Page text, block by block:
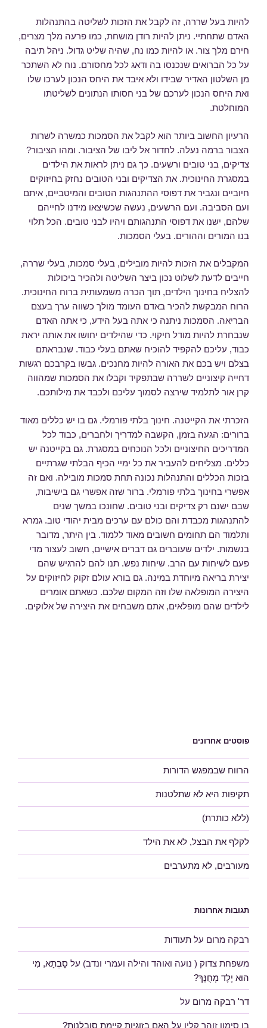
להיות בעל שררה, זה לקבל את הזכות לשליטה בהתנהלות
האדם שתחתיי. ניתן להיות רודן מושחת, כמו פרעה מלך מצרים,
חירם מלך צור. או להיות כמו נח, שהיה שליט גדול. ניהל תיבה
על כל הברואים שנכנסו בה ודאג לכל מחסורם. נוח לא השתכר
מן השלטון האדיר שבידו ולא איבד את היחס הנכון לערכו שלו
ואת היחס הנכון לערכם של בני חסותו הנתונים לשליטתו
המוחלטת.
הרעיון החשוב ביותר הוא לקבל את הסמכות כמשרה לשרות
הצבור ברמה נעלה. לחדור אל ליבו של הציבור. ומהו הציבור?
צדיקים, בני טובים ורשעים. כך גם ניתן לראות את הילדים
במסגרת החינוכית. את הצדיקים ובני הטובים נחזק בחיזוקים
חיוביים ונגביר את דפוסי ההתנהגות הטובים והמיטביים, איתם
ועם הסביבה. ועם הרשעים, נעשה שכשיצאו מידנו לחייהם
שלהם, ישנו את דפוסי התנהגותם ויהיו לבני טובים. הכל תלוי
בנו המורים וההורים. בעלי הסמכות.
המקבלים את הזכות להיות מובילים, בעלי סמכות, בעלי שררה,
חייבים לדעת לשלוט נכון ביצר השליטה ולהכיר ביכולות
להצליח בחינוך הילדים, תוך הכרה משמעותית ברוח החינוכית.
הרוח המבקשת להכיר באדם העומד מולך כשווה ערך בעצם
הבריאה. הסמכות ניתנה כי אתה בעל הידע, כי אתה האדם
שנבחרת להיות מודל חיקוי. כדי שהילדים יחושו את אותה יראת
כבוד, עליכם להקפיד להוכיח שאתם בעלי כבוד. שנבראתם
בצלם ויש בכם את האורה להיות מחנכים. גבשו בקרבכם רגשות
דחייה קיצוניים לשררה שבתפקיד וקבלו את הסמכות שמהווה
קרן אור לתלמיד שירצה לסמוך עליכם ולכבד את מילותכם.
הזכרתי את הקייטנה. חינוך בלתי פורמלי. גם בו יש כללים מאוד
ברורים: הגעה בזמן, הקשבה למדריך ולחברים, כבוד לכל
המדריכים החיצוניים ולכל הנוכחים במסגרת. גם בקייטנה יש
כללים. מצליחים להעביר את כל ימיי הכיף הבלתי שגרתיים
בזכות הכללים והתנהלות נכונה תחת סמכות מובילה. ואם זה
אפשרי בחינוך בלתי פורמלי. ברור שזה אפשרי גם בישיבות,
שבם ישנם רק צדיקים ובני טובים. שחונכו במשך שנים
להתנהגות מכבדת והם כולם עם ערכים מבית יהודי טוב. גמרא
ותלמוד הם תחומים חשובים מאוד ללמוד. בין היתר, מדובר
בנשמות. ילדים שעוברים גם דברים אישיים, חשוב לעצור מדי
פעם לשיחות עם הרב. שיחות נפש. תנו להם להרגיש שהם
יצירת בריאה מיוחדת במינה. גם בורא עולם זקוק לחיזוקים על
היצירה המופלאה שלו וזה המקום שלכם. כשאתם אומרים
לילדים שהם מופלאים, אתם משבחים את היצירה של אלוקים.
פוסטים אחרונים
הרווח שבמפגש הדורות
תקיפות היא לא שתלטנות
(ללא כותרת)
לקלף את הבצל, לא את הילד
מעורבים, לא מתערבים
תגובות אחרונות
רבקה מרום על תעודות
משפחת צדוק ( נועה ואוהד והילה ועמרי ונדב) על סָבְתָא, מִי
הוּא יֶלֶד מְחֻנָּךְ?
דר' רבקה מרום על
בן סימון זוהר קלין על האם בזוגיות קיימת סובלנות?